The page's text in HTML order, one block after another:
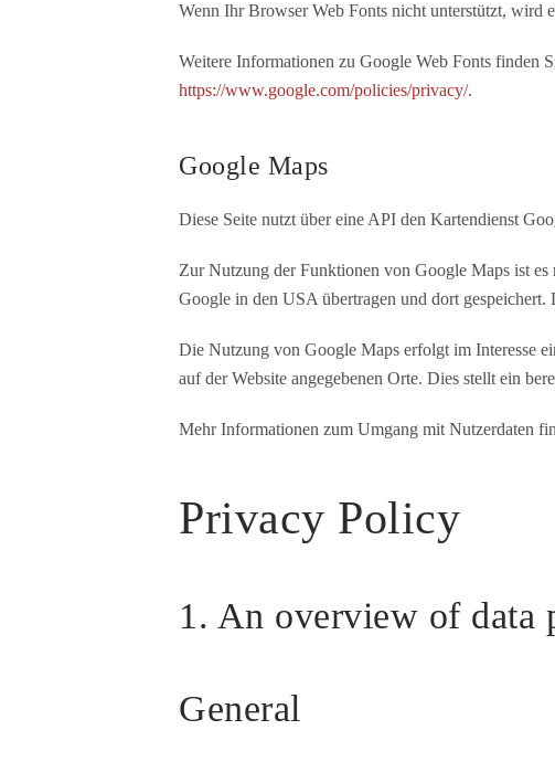
Wenn Ihr Browser Web Fonts nicht unterstützt, wird
Weitere Informationen zu Google Web Fonts finden
https://www.google.com/policies/privacy/.
Google Maps
Diese Seite nutzt über eine API den Kartendienst
Zur Nutzung der Funktionen von Google Maps ist
Google in den USA übertragen und dort
Die Nutzung von Google Maps erfolgt im Interesse
auf der Website angegebenen Orte. Dies stellt ein
Mehr Informationen zum Umgang mit Nutzerdaten
Privacy Policy
1. An overview of data
General